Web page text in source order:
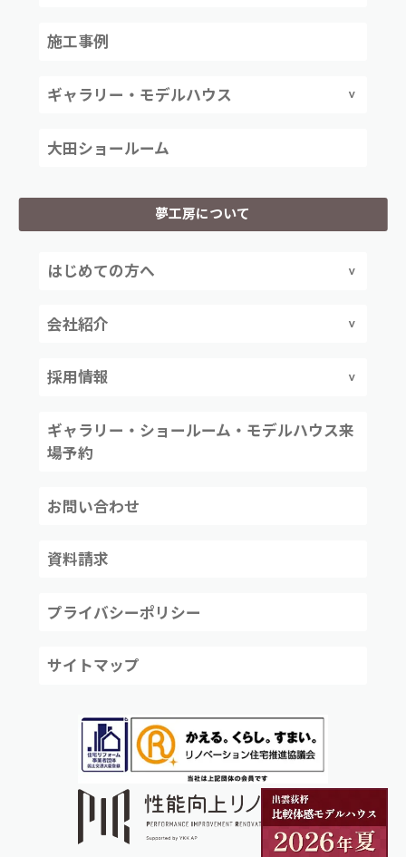
施工事例
ギャラリー・モデルハウス
大田ショールーム
夢工房について
はじめての方へ
会社紹介
採用情報
ギャラリー・ショールーム・モデルハウス来
場予約
お問い合わせ
資料請求
プライバシーポリシー
サイトマップ